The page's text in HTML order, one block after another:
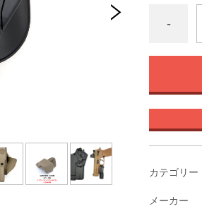
-
カテゴリー
メーカー